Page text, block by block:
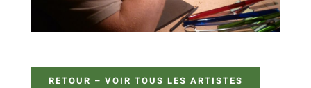
RETOUR – VOIR TOUS LES ARTISTES